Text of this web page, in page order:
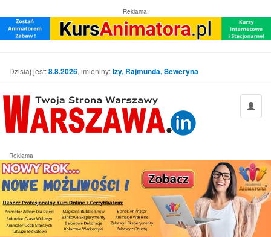
Reklama:
Dzisiaj jest:8.8.2026, imieniny:Izy, Rajmunda, Seweryna
Reklama